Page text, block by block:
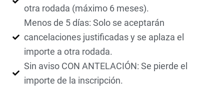
otra rodada (máximo 6 meses).
Menos de 5 días: Solo se aceptarán
cancelaciones justificadas y se aplaza el
importe a otra rodada.
Sin aviso CON ANTELACIÓN: Se pierde el
importe de la inscripción.